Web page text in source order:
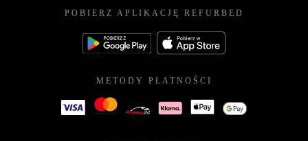
POBIERZ APLIKACJĘ REFURBED
METODY PŁATNOŚCI